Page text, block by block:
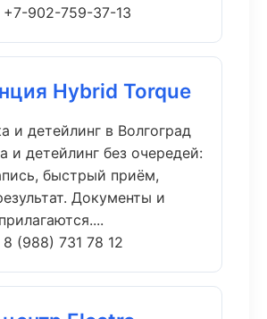
+7-902-759-37-13
Hybrid Torque
и детейлинг в Волгоград
и детейлинг без очередей:
быстрый приём,
Документы и
8 (988) 731 78 12